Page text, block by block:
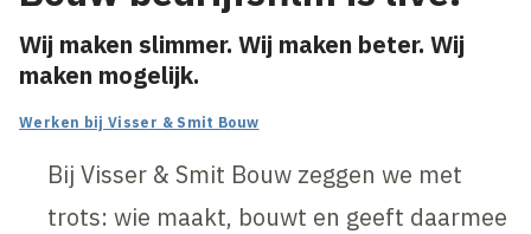
Wij maken slimmer. Wij maken beter. Wij
maken mogelijk.
Werken bij Visser & Smit Bouw
Bij Visser & Smit Bouw zeggen we met
trots: wie maakt, bouwt en geeft daarmee